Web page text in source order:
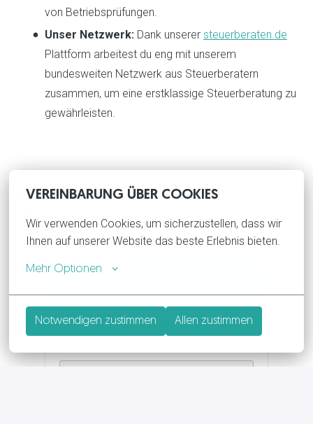
VEREINBARUNG ÜBER COOKIES
Wir verwenden Cookies, um sicherzustellen, dass wir
Ihnen auf unserer Website das beste Erlebnis bieten.
Mehr Optionen
Notwendigen zustimmen Allen zustimmen
von Betriebsprüfungen.
Unser Netzwerk: Dank unserer steuerberaten.de
Plattform arbeitest du eng mit unserem
bundesweiten Netzwerk aus Steuerberatern
zusammen, um eine erstklassige Steuerberatung zu
gewährleisten.
Hybrid
Rain
Bayern Deutschland
oder